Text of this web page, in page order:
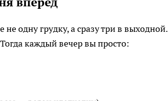
не одну грудку, а сразу три в выходной.
каждый вечер вы просто: